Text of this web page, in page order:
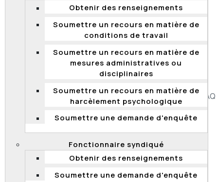
Obtenir des renseignements
Soumettre un recours en matière de
conditions de travail
Soumettre un recours en matière de
mesures administratives ou
disciplinaires
Soumettre un recours en matière de
harcèlement psychologique
Soumettre une demande d'enquête
Fonctionnaire syndiqué
Obtenir des renseignements
Soumettre une demande d'enquête
2013 QCCFP 7
Concours de promotion – évaluation écrite – fuite
promotion sans concours – appel rejeté
Accessibilité Plan du site Diffusion de l'information
FAQ